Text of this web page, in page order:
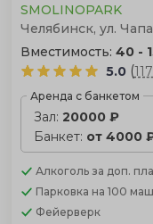
SMOLINOPARK
Челябинск, ул.
Вместимость: 40 -
5.0 (
Аренда с банкетом
Зал: 20000 ₽
Банкет: от 4000
Алкоголь за доп.
Парковка на 100
Фейерверк